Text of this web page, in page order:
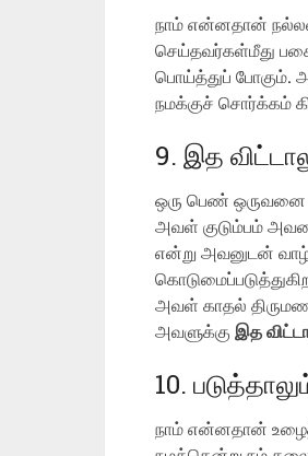
நாம் என்னதான்
செய்தவர்கள்மீது
பொய்த்துப் போகும்.
நமக்குச் சொர்க்கம்
9. இத
ஒரு பெண் ஒருவனை
அவள் குடும்பம்
என்று அவனுடன்
அவள் காதல்
அவளுக்கு இத
10.
நாம் என்னதான்